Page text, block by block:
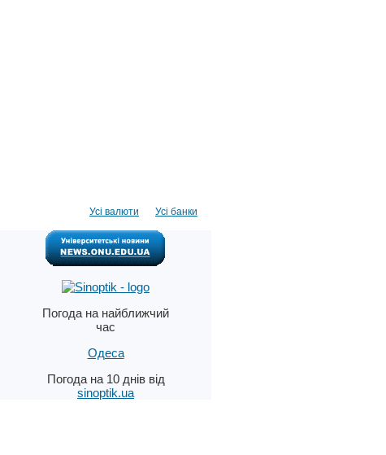
Усі банки
Усі валюти
Погода на найближчий
час
Одеса
Погода на 10 днів від
sinoptik.ua